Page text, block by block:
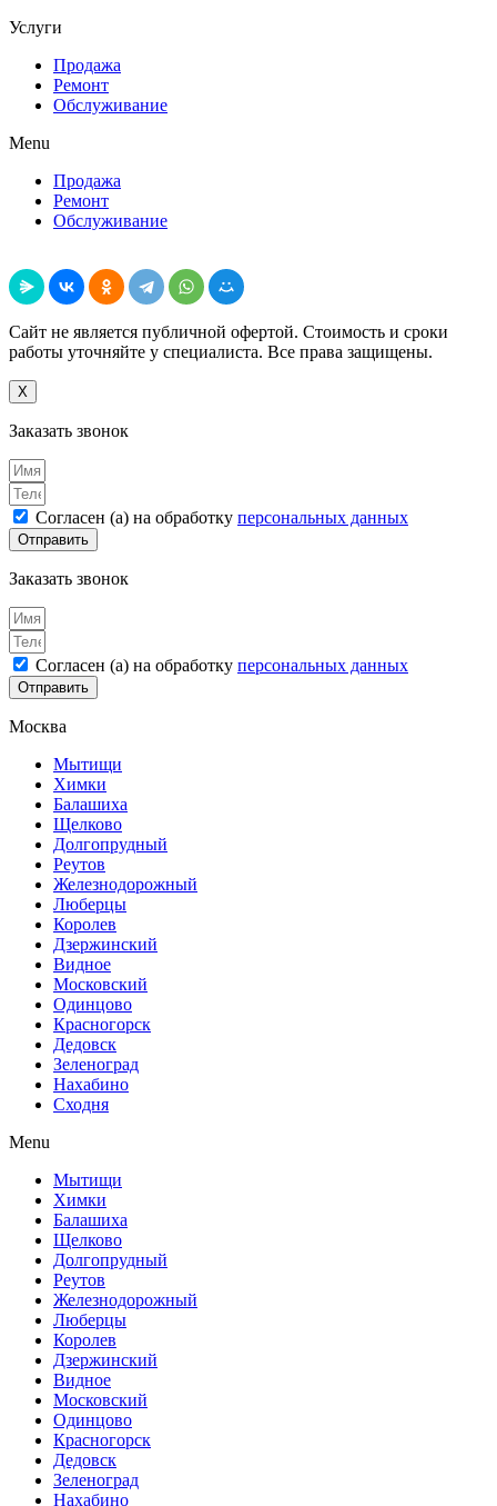
Услуги
Продажа
Ремонт
Обслуживание
Menu
Продажа
Ремонт
Обслуживание
Сайт не является публичной офертой. Стоимость и сроки
работы уточняйте у специалиста. Все права защищены.
X
Заказать звонок
Согласен (а) на обработку персональных данных
Отправить
Заказать звонок
Согласен (а) на обработку персональных данных
Отправить
Москва
Мытищи
Химки
Балашиха
Щелково
Долгопрудный
Реутов
Железнодорожный
Люберцы
Королев
Дзержинский
Видное
Московский
Одинцово
Красногорск
Дедовск
Зеленоград
Нахабино
Сходня
Menu
Мытищи
Химки
Балашиха
Щелково
Долгопрудный
Реутов
Железнодорожный
Люберцы
Королев
Дзержинский
Видное
Московский
Одинцово
Красногорск
Дедовск
Зеленоград
Нахабино